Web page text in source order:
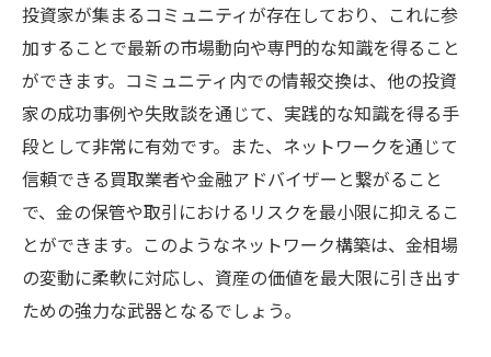
投資家が集まるコミュニティが存在しており、これに参
加することで最新の市場動向や専門的な知識を得ること
ができます。コミュニティ内での情報交換は、他の投資
家の成功事例や失敗談を通じて、実践的な知識を得る手
段として非常に有効です。また、ネットワークを通じて
信頼できる買取業者や金融アドバイザーと繋がること
で、金の保管や取引におけるリスクを最小限に抑えるこ
とができます。このようなネットワーク構築は、金相場
の変動に柔軟に対応し、資産の価値を最大限に引き出す
ための強力な武器となるでしょう。